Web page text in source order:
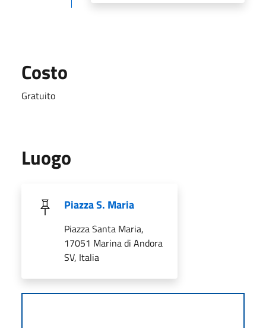
Costo
Gratuito
Luogo
Piazza S. Maria
Piazza Santa Maria,
17051 Marina di Andora
SV, Italia